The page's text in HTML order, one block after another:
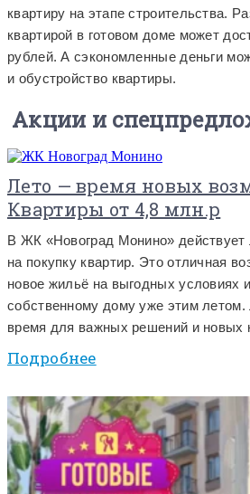
квартиру на этапе строительства.
квартирой в готовом доме может
рублей. А сэкономленные деньги
и обустройство квартиры.
Акции и
Лето — время новых
Квартиры от 4,8 млн.р
В ЖК «Новоград Монино» действует
на покупку квартир. Это отличная
новое жильё на выгодных условиях
собственному дому уже этим
время для важных решений и новых
Подробнее